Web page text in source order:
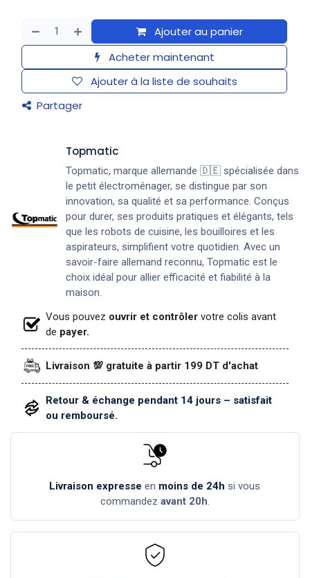
Ajouter au panier
Acheter maintenant
Ajouter à la liste de souhaits
Partager
Topmatic
Topmatic, marque allemande 🇩🇪 spécialisée dans
le petit électroménager, se distingue par son
innovation, sa qualité et sa performance. Conçus
pour durer, ses produits pratiques et élégants, tels
que les robots de cuisine, les bouilloires et les
aspirateurs, simplifient votre quotidien. Avec un
savoir-faire allemand reconnu, Topmatic est le
choix idéal pour allier efficacité et fiabilité à la
maison.
Vous pouvez ouvrir et contrôler votre colis avant
de payer.
Livraison 💯 gratuite à partir 199 DT d'achat
Retour & échange pendant 14 jours – satisfait
ou remboursé.
Livraison expresse en moins de 24h si vous
commandez avant 20h.